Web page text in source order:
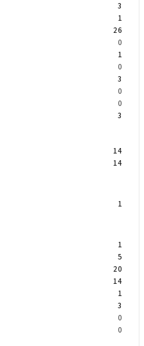
3
1
26
0
1
0
3
0
0
3
2
1
1
14
14
1
1
5
20
14
1
3
0
0